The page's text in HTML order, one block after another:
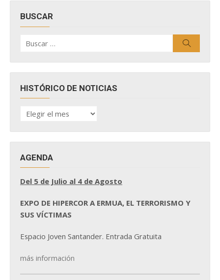
BUSCAR
por:
HISTÓRICO DE NOTICIAS
HISTÓRICO
DE
AGENDA
Del 5 de Julio al 4 de Agosto
EXPO DE HIPERCOR A ERMUA, EL TERRORISMO Y
SUS VÍCTIMAS
Espacio Joven Santander. Entrada Gratuita
más información